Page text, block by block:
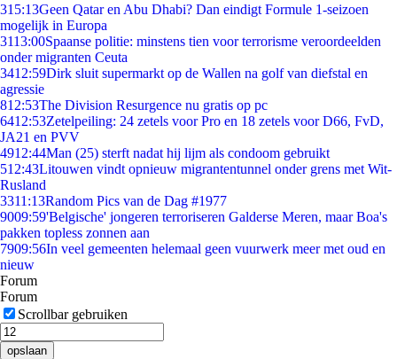
315:13Geen Qatar en Abu Dhabi? Dan eindigt Formule 1-seizoen
mogelijk in Europa
3113:00Spaanse politie: minstens tien voor terrorisme veroordeelden
onder migranten Ceuta
3412:59Dirk sluit supermarkt op de Wallen na golf van diefstal en
agressie
812:53The Division Resurgence nu gratis op pc
6412:53Zetelpeiling: 24 zetels voor Pro en 18 zetels voor D66, FvD,
JA21 en PVV
4912:44Man (25) sterft nadat hij lijm als condoom gebruikt
512:43Litouwen vindt opnieuw migrantentunnel onder grens met Wit-
Rusland
3311:13Random Pics van de Dag #1977
9009:59'Belgische' jongeren terroriseren Galderse Meren, maar Boa's
pakken topless zonnen aan
7909:56In veel gemeenten helemaal geen vuurwerk meer met oud en
nieuw
Forum
Forum
Scrollbar gebruiken
opslaan